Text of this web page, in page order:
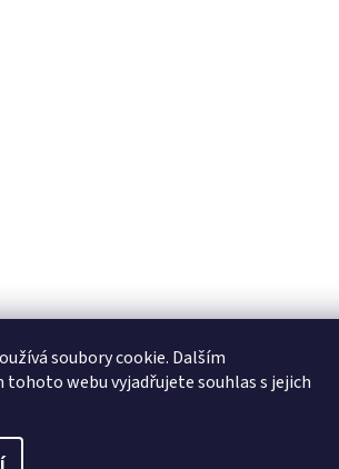
soubory cookie. Dalším
tohoto webu vyjadřujete souhlas s jejich